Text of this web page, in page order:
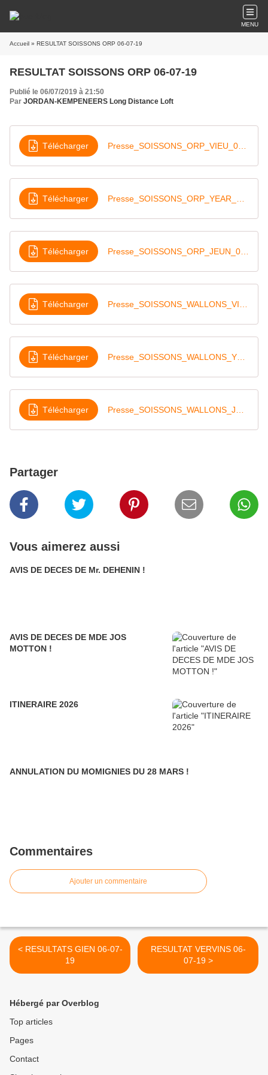
MENU
Accueil » RESULTAT SOISSONS ORP 06-07-19
RESULTAT SOISSONS ORP 06-07-19
Publié le 06/07/2019 à 21:50
Par JORDAN-KEMPENEERS Long Distance Loft
Télécharger
Télécharger
Télécharger
Télécharger
Télécharger
Télécharger
Partager
Vous aimerez aussi
AVIS DE DECES DE Mr. DEHENIN !
AVIS DE DECES DE MDE JOS
MOTTON !
ITINERAIRE 2026
ANNULATION DU MOMIGNIES DU 28 MARS !
Commentaires
Ajouter un commentaire
< RESULTATS GIEN 06-07-
19
RESULTAT VERVINS 06-
07-19 >
Hébergé par Overblog
Top articles
Pages
Contact